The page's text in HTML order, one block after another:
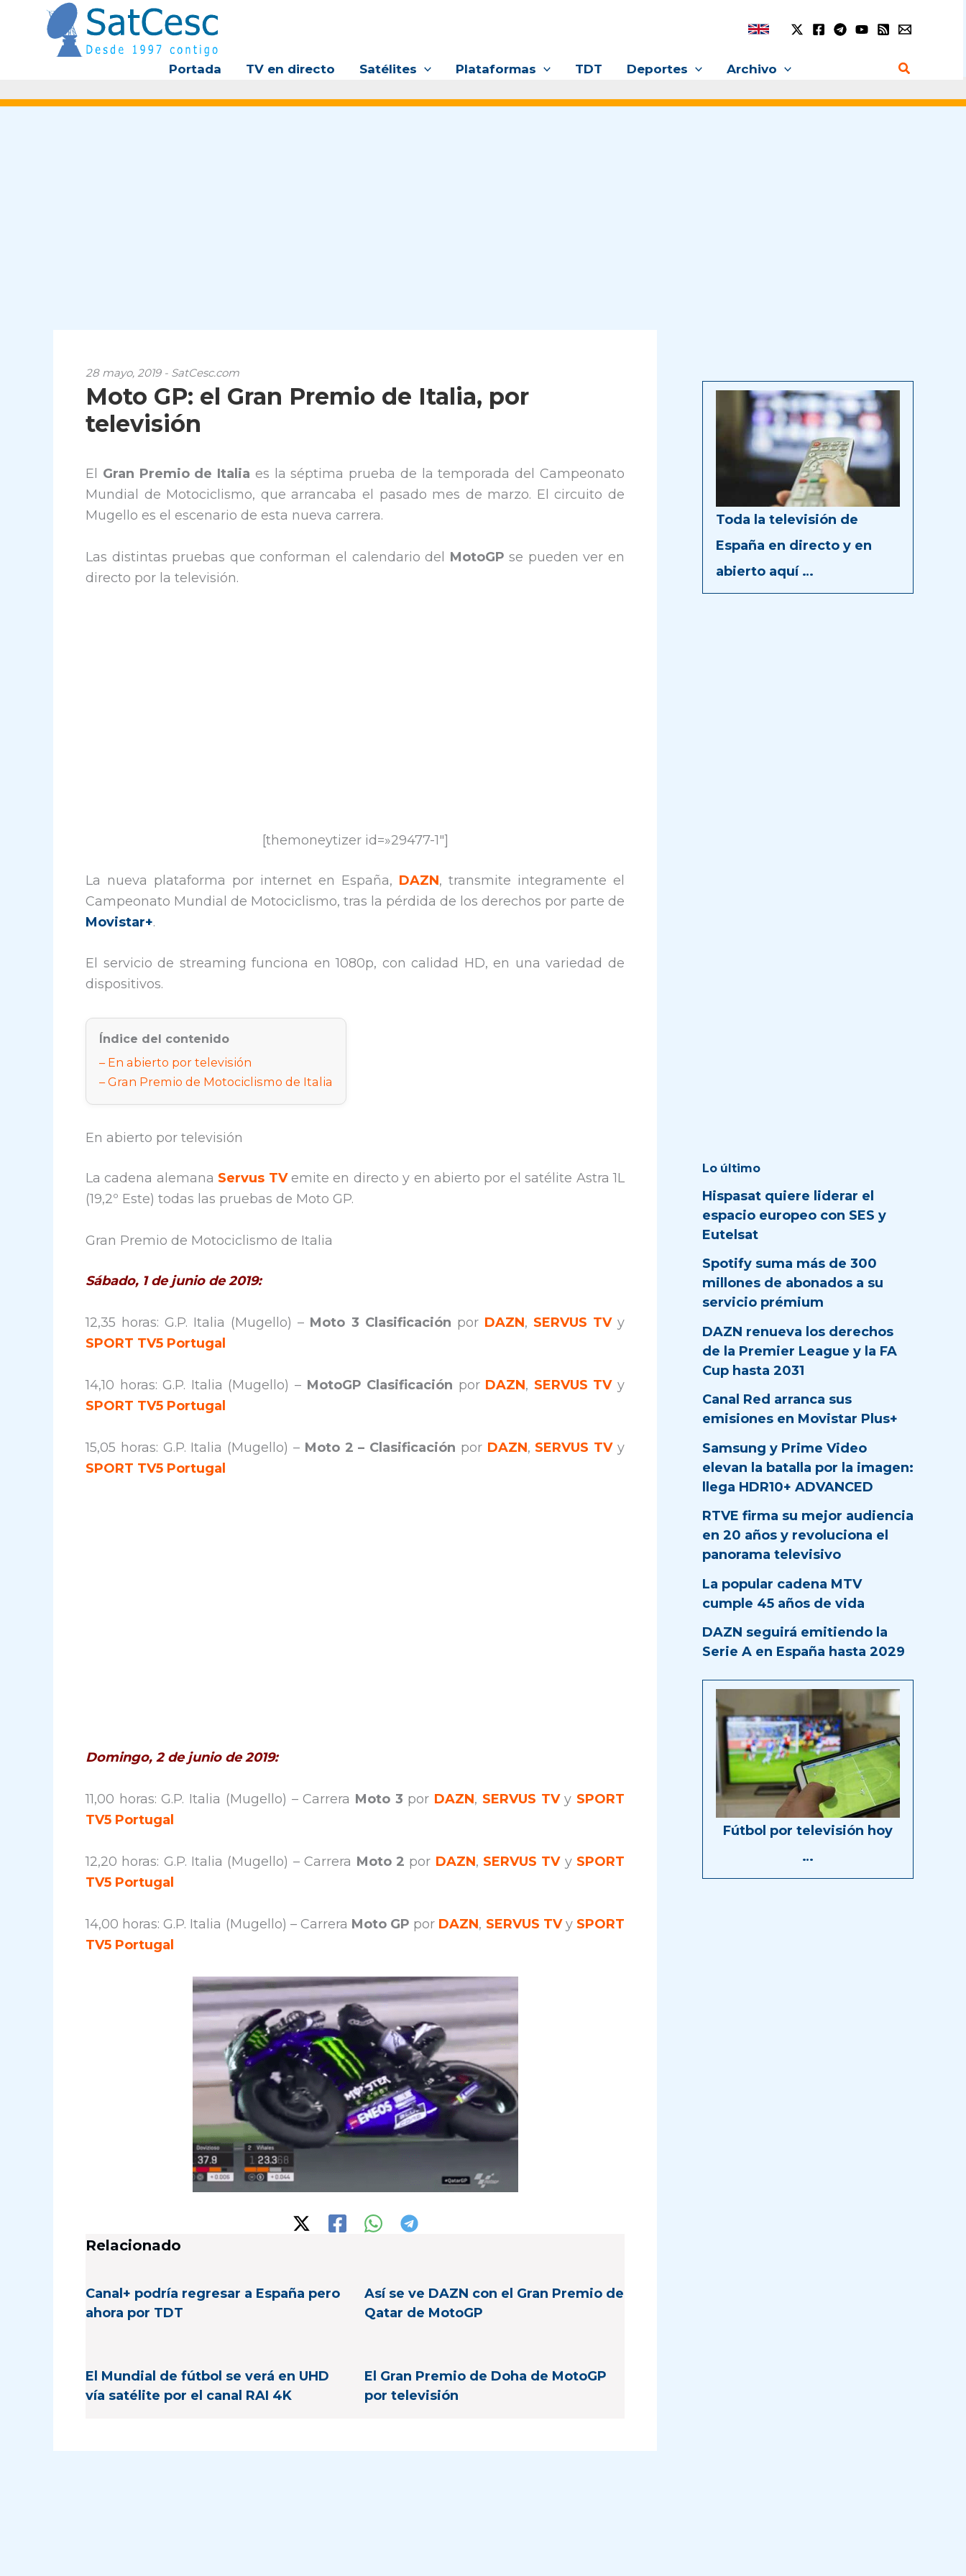
contenido
Portada TV en directo Satélites Plataformas TDT Deportes Archivo Buscar
28 mayo, 2019 - SatCesc.com
Moto GP: el Gran Premio de Italia, por
televisión
El Gran Premio de Italia es la séptima prueba de la temporada del Campeonato
Mundial de Motociclismo, que arrancaba el pasado mes de marzo. El circuito de
Mugello es el escenario de esta nueva carrera.
Las distintas pruebas que conforman el calendario del MotoGP se pueden ver en
directo por la televisión.
[themoneytizer id=»29477-1″]
La nueva plataforma por internet en España, DAZN, transmite integramente el
Campeonato Mundial de Motociclismo, tras la pérdida de los derechos por parte de
Movistar+.
El servicio de streaming funciona en 1080p, con calidad HD, en una variedad de
dispositivos.
Índice del contenido
En abierto por televisión
Gran Premio de Motociclismo de Italia
En abierto por televisión
La cadena alemana Servus TVemite en directo y en abierto por el satélite Astra 1L
(19,2º Este) todas las pruebas de Moto GP.
Gran Premio de Motociclismo de Italia
Sábado, 1 de junio de 2019:
12,35 horas: G.P. Italia (Mugello) – Moto 3 Clasificación por DAZN, SERVUS TVy
SPORT TV5 Portugal
14,10 horas: G.P. Italia (Mugello) – MotoGP Clasificación por DAZN, SERVUS TVy
SPORT TV5 Portugal
15,05 horas: G.P. Italia (Mugello) – Moto 2 – Clasificación por DAZN, SERVUS TVy
SPORT TV5 Portugal
Domingo, 2 de junio de 2019:
11,00 horas: G.P. Italia (Mugello) – Carrera Moto 3 por DAZN, SERVUS TVy SPORT
TV5 Portugal
12,20 horas: G.P. Italia (Mugello) – Carrera Moto 2 por DAZN, SERVUS TVy SPORT
TV5 Portugal
14,00 horas: G.P. Italia (Mugello) – Carrera Moto GP por DAZN, SERVUS TVy SPORT
TV5 Portugal
Relacionado
Canal+ podría regresar a España pero
ahora por TDT
Así se ve DAZN con el Gran Premio de
Qatar de MotoGP
El Mundial de fútbol se verá en UHD
vía satélite por el canal RAI 4K
El Gran Premio de Doha de MotoGP
por televisión
Toda la televisión de
España en directo y en
abierto aquí …
Lo último
Hispasat quiere liderar el
espacio europeo con SES y
Eutelsat
Spotify suma más de 300
millones de abonados a su
servicio prémium
DAZN renueva los derechos
de la Premier League y la FA
Cup hasta 2031
Canal Red arranca sus
emisiones en Movistar Plus+
Samsung y Prime Video
elevan la batalla por la imagen:
llega HDR10+ ADVANCED
RTVE firma su mejor audiencia
en 20 años y revoluciona el
panorama televisivo
La popular cadena MTV
cumple 45 años de vida
DAZN seguirá emitiendo la
Serie A en España hasta 2029
Fútbol por televisión hoy
…